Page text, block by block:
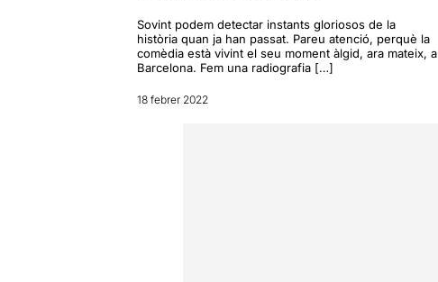
Sovint podem detectar instants gloriosos de la
història quan ja han passat. Pareu atenció, perquè la
comèdia està vivint el seu moment àlgid, ara mateix, a
Barcelona. Fem una radiografia […]
18 febrer 2022